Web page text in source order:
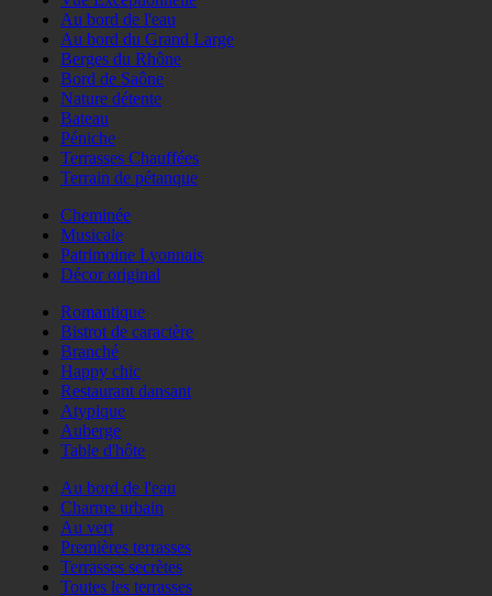
Au bord de l'eau
Au bord du Grand Large
Berges du Rhône
Bord de Saône
Nature détente
Bateau
Péniche
Terrasses Chauffées
Terrain de pétanque
Cheminée
Musicale
Patrimoine Lyonnais
Décor original
Romantique
Bistrot de caractère
Branché
Happy chic
Restaurant dansant
Atypique
Auberge
Table d'hôte
Au bord de l'eau
Charme urbain
Au vert
Premières terrasses
Terrasses secrètes
Toutes les terrasses